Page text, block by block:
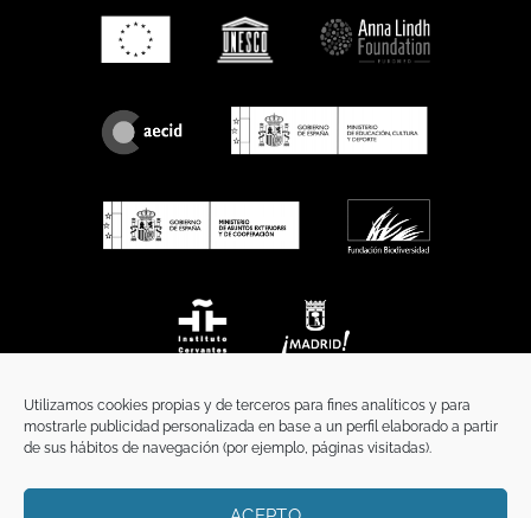
Utilizamos cookies propias y de terceros para fines analíticos y para
mostrarle publicidad personalizada en base a un perfil elaborado a partir
de sus hábitos de navegación (por ejemplo, páginas visitadas).